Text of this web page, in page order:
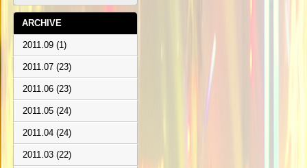
ARCHIVE
2011.09 (1)
2011.07 (23)
2011.06 (23)
2011.05 (24)
2011.04 (24)
2011.03 (22)